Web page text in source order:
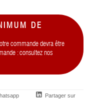
DE
commande devra être
: consultez nos
Partager sur